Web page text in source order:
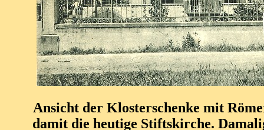
Ansicht der Klosterschenke mit
damit die heutige Stiftskirche.